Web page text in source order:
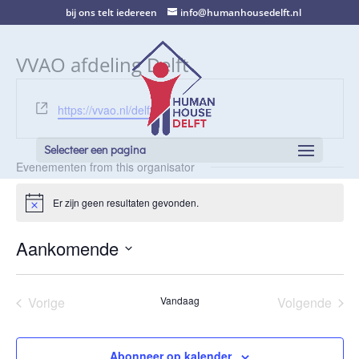
bij ons telt iedereen info@humanhousedelft.nl
Selecteer een pagina
VVAO afdeling Delft
Website
https://vvao.nl/delft
Evenementen from this organisator
BerichtEr zijn geen resultaten gevonden.
Aankomende
datum.
Vorige
Vandaag
Volgende